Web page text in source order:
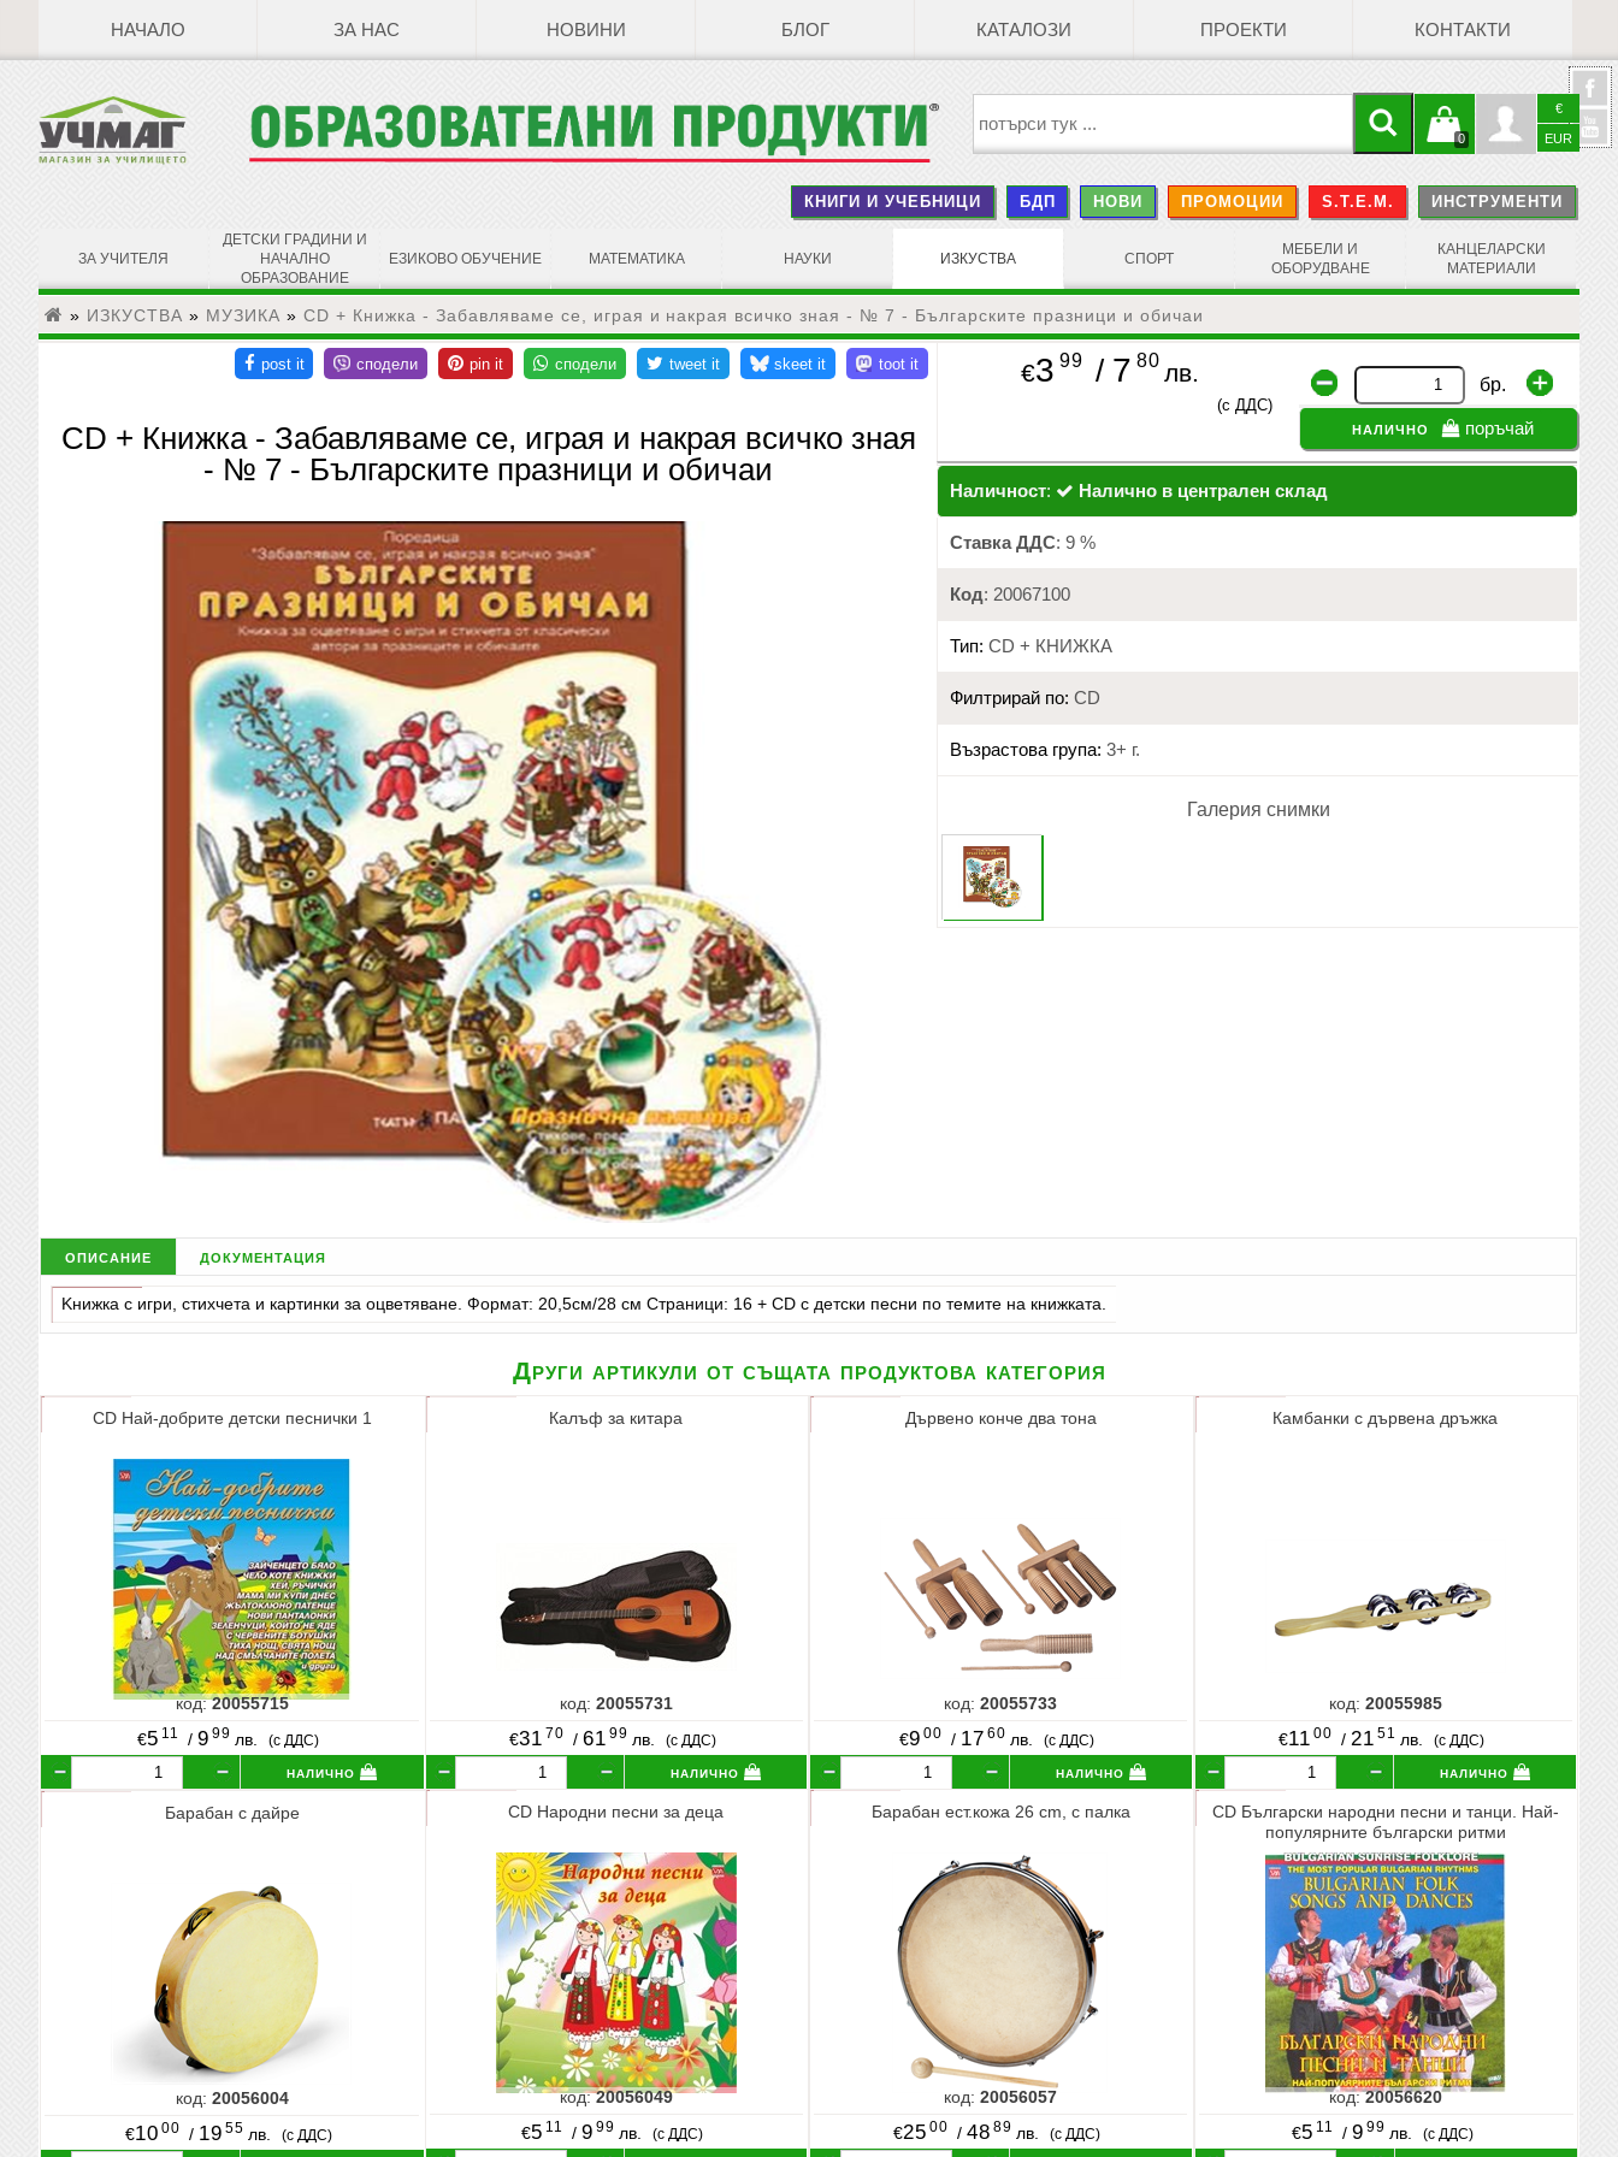
НАЧАЛО ЗА НАС НОВИНИ БЛОГ КАТАЛОЗИ ПРОЕКТИ КОНТАКТИ
€
EUR
Профил
0
Кошницата
е празна
КНИГИ И УЧЕБНИЦИ БДП НОВИ ПРОМОЦИИ S.T.E.M. ИНСТРУМЕНТИ
ЗА УЧИТЕЛЯ
ДЕТСКИ ГРАДИНИ И
НАЧАЛНО
ОБРАЗОВАНИЕ
ЕЗИКОВО ОБУЧЕНИЕ МАТЕМАТИКА НАУКИ ИЗКУСТВА СПОРТ
МЕБЕЛИ И
ОБОРУДВАНЕ
КАНЦЕЛАРСКИ
МАТЕРИАЛИ
» ИЗКУСТВА » МУЗИКА » CD + Книжка - Забавляваме се, играя и накрая всичко зная - № 7 - Българските празници и обичаи
CD + Книжка - Забавляваме се, играя и накрая всичко зная
- № 7 - Българските празници и обичаи
€3 99 / 7 80 лв.
(с ДДС)
бр.
налично поръчай
Наличност: Налично в централен склад
Ставка ДДС: 9 %
Код: 20067100
Тип: CD + КНИЖКА
Филтрирай по: CD
Възрастова група: 3+ г.
Галерия снимки
описание документация
Kнижка с игри, стихчета и картинки за оцветяване. Формат: 20,5см/28 см Страници: 16 + CD с детски песни по темите на книжката.
Други артикули от същата продуктова категория
CD Най-добрите детски песнички 1
код:20055715
€5 11 /9 99 лв. (с ДДС)
налично
Калъф за китара
код: 20055731
€31 70 / 61 99 лв. (с ДДС)
налично
Дървено конче два тона
код:20055733
€9 00 / 17 60 лв. (с ДДС)
налично
Камбанки с дървена дръжка
код: 20055985
€11 00 / 21 51 лв. (с ДДС)
налично
Барабан с дайре
код: 20056004
€10 00 / 19 55 лв. (с ДДС)
CD Народни песни за деца
код:20056049
€5 11 /9 99 лв. (с ДДС)
Барабан ест.кожа 26 cm, с палка
код:20056057
€25 00 /48 89 лв. (с ДДС)
CD Български народни песни и танци. Най-
популярните български ритми
код:20056620
€5 11 / 9 99 лв. (с ДДС)